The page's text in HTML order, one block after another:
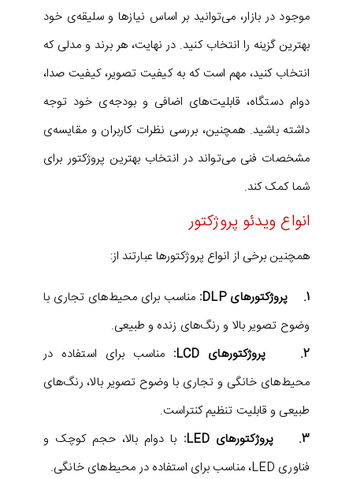
موجود در بازار، می‌توانید بر اساس نیازها و سلیقه‌ی خود
بهترین گزینه را انتخاب کنید. در نهایت، هر برند و مدلی که
انتخاب کنید، مهم است که به کیفیت تصویر، کیفیت صدا،
دوام دستگاه، قابلیت‌های اضافی و بودجه‌ی خود توجه
داشته باشید. همچنین، بررسی نظرات کاربران و مقایسه‌ی
مشخصات فنی می‌تواند در انتخاب بهترین پروژکتور برای
شما کمک کند.
انواع ویدئو پروژکتور
همچنین برخی از انواع پروژکتورها عبارتند از:
1. پروژکتورهای DLP:
مناسب برای محیط‌های تجاری با
وضوح تصویر بالا و رنگ‌های زنده و طبیعی.
2. پروژکتورهای LCD:
مناسب برای استفاده در
محیط‌های خانگی و تجاری با وضوح تصویر بالا، رنگ‌های
طبیعی و قابلیت تنظیم کنتراست.
3. پروژکتورهای LED:
با دوام بالا، حجم کوچک و
فناوری LED، مناسب برای استفاده در محیط‌های خانگی.